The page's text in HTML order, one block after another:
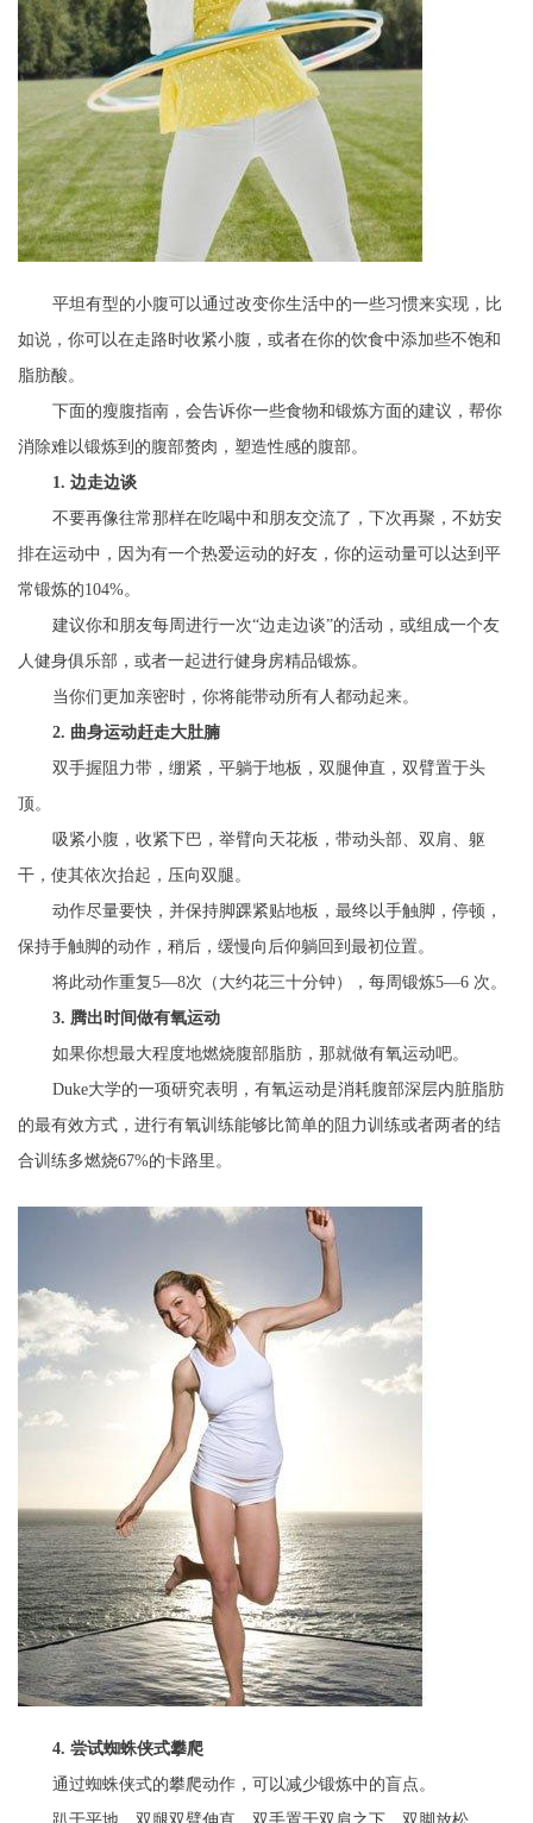
平坦有型的小腹可以通过改变你生活中的一些习惯来实现，比
如说，你可以在走路时收紧小腹，或者在你的饮食中添加些不饱和
脂肪酸。
下面的瘦腹指南，会告诉你一些食物和锻炼方面的建议，帮你
消除难以锻炼到的腹部赘肉，塑造性感的腹部。
1. 边走边谈
不要再像往常那样在吃喝中和朋友交流了，下次再聚，不妨安
排在运动中，因为有一个热爱运动的好友，你的运动量可以达到平
常锻炼的104%。
建议你和朋友每周进行一次“边走边谈”的活动，或组成一个友
人健身俱乐部，或者一起进行健身房精品锻炼。
当你们更加亲密时，你将能带动所有人都动起来。
2. 曲身运动赶走大肚腩
双手握阻力带，绷紧，平躺于地板，双腿伸直，双臂置于头
顶。
吸紧小腹，收紧下巴，举臂向天花板，带动头部、双肩、躯
干，使其依次抬起，压向双腿。
动作尽量要快，并保持脚踝紧贴地板，最终以手触脚，停顿，
保持手触脚的动作，稍后，缓慢向后仰躺回到最初位置。
将此动作重复5—8次（大约花三十分钟），每周锻炼5—6 次。
3. 腾出时间做有氧运动
如果你想最大程度地燃烧腹部脂肪，那就做有氧运动吧。
Duke大学的一项研究表明，有氧运动是消耗腹部深层内脏脂肪
的最有效方式，进行有氧训练能够比简单的阻力训练或者两者的结
合训练多燃烧67%的卡路里。
4. 尝试蜘蛛侠式攀爬
通过蜘蛛侠式的攀爬动作，可以减少锻炼中的盲点。